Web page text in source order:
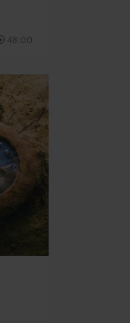
48:00